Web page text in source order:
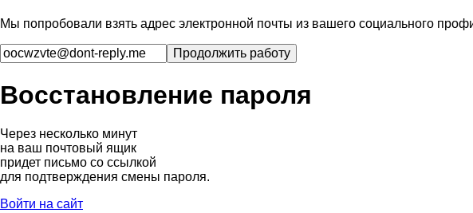
Мы попробовали взять адрес электронной почты из вашего социального
Восстановление пароля
Через несколько минут
на ваш почтовый ящик
придет письмо со ссылкой
для подтверждения смены пароля.
Войти на сайт